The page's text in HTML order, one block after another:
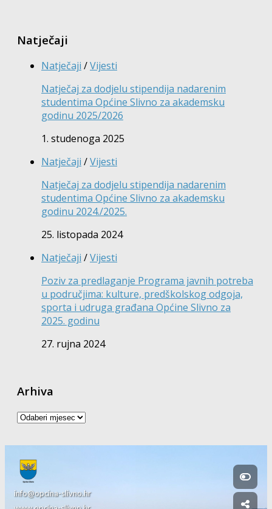
Natječaji
Natječaji /Vijesti
Natječaj za dodjelu stipendija nadarenim
studentima Općine Slivno za akademsku
godinu 2025/2026
1. studenoga 2025
Natječaji /Vijesti
Natječaj za dodjelu stipendija nadarenim
studentima Općine Slivno za akademsku
godinu 2024./2025.
25. listopada 2024
Natječaji /Vijesti
Poziv za predlaganje Programa javnih potreba
u područjima: kulture, predškolskog odgoja,
sporta i udruga građana Općine Slivno za
2025. godinu
27. rujna 2024
Arhiva
Arhiva